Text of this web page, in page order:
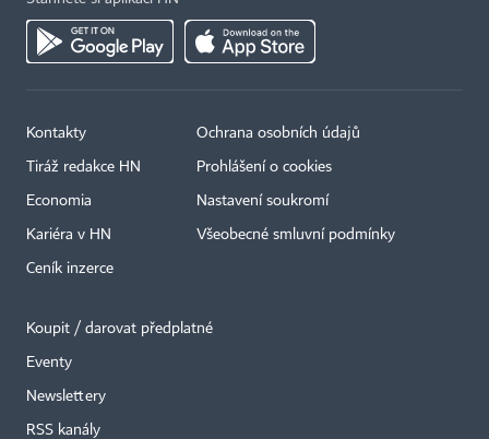
Kontakty
Tiráž redakce HN
Economia
Kariéra v HN
Ceník inzerce
Ochrana osobních údajů
Prohlášení o cookies
Nastavení soukromí
Všeobecné smluvní podmínky
Koupit / darovat předplatné
Eventy
Newslettery
RSS kanály